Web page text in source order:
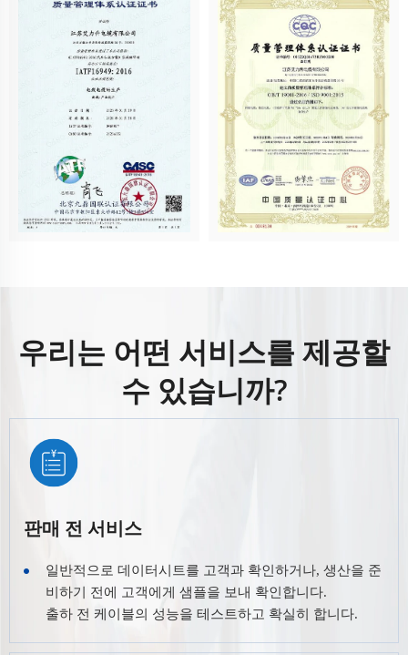
우리는 어떤 서비스를 제공할
수 있습니까?
판매 전 서비스
일반적으로 데이터시트를 고객과 확인하거나, 생산을 준
비하기 전에 고객에게 샘플을 보내 확인합니다.
출하 전 케이블의 성능을 테스트하고 확실히 합니다.